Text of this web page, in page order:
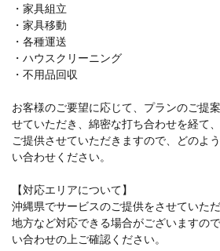
・家具組立
・家具移動
・各種運送
・ハウスクリーニング
・不用品回収
お客様のご要望に応じて、プランのご提
せていただき、綿密な打ち合わせを経て
ご提供させていただきますので、どのよ
い合わせください。
【対応エリアについて】
沖縄県でサービスのご提供をさせていた
地方など対応できる場合がございますの
い合わせの上ご確認ください。